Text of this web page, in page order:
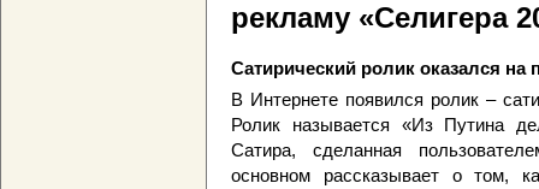
рекламу «Селигера
Сатирический ролик оказался на
В Интернете появился ролик –
Ролик называется «Из Путина
Сатира, сделанная
основном рассказывает о том,